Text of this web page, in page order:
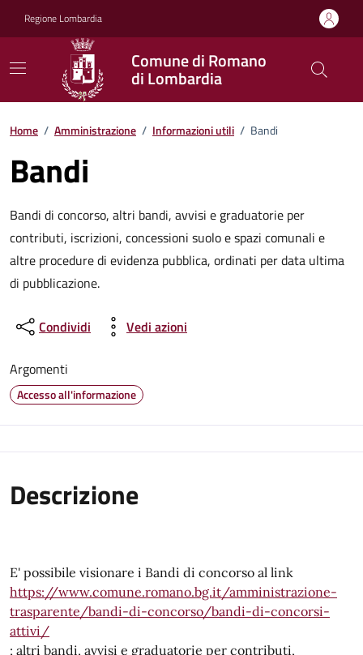
Regione Lombardia
Comune di Romano
di Lombardia
Home / Amministrazione / Informazioni utili / Bandi
Bandi
Bandi di concorso, altri bandi, avvisi e graduatorie per
contributi, iscrizioni, concessioni suolo e spazi comunali e
altre procedure di evidenza pubblica, ordinati per data ultima
di pubblicazione.
Condividi Vedi azioni
Argomenti
Accesso all'informazione
Descrizione
E' possibile visionare i Bandi di concorso al link
https://www.comune.romano.bg.it/amministrazione-
trasparente/bandi-di-concorso/bandi-di-concorsi-
attivi/
; altri bandi, avvisi e graduatorie per contributi,